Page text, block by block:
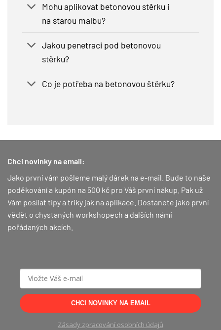
Mohu aplikovat betonovou stěrku i
na starou malbu?
Jakou penetraci pod betonovou
stěrku?
Co je potřeba na betonovou štěrku?
Chci novinky na email:
Jako první vám pošleme malý dárek na e-mail. Bude to naše
poděkování a kupón na 500 kč pro Váš první nákup. Pak už
Vám posílat tipy a triky jak na aplikace. Dostanete jako první
vědět o chystaných workshopech a dalších námi
pořádaných akcích.
CHCI NOVINKY NA EMAIL
Zásady zpracování osobních údajů